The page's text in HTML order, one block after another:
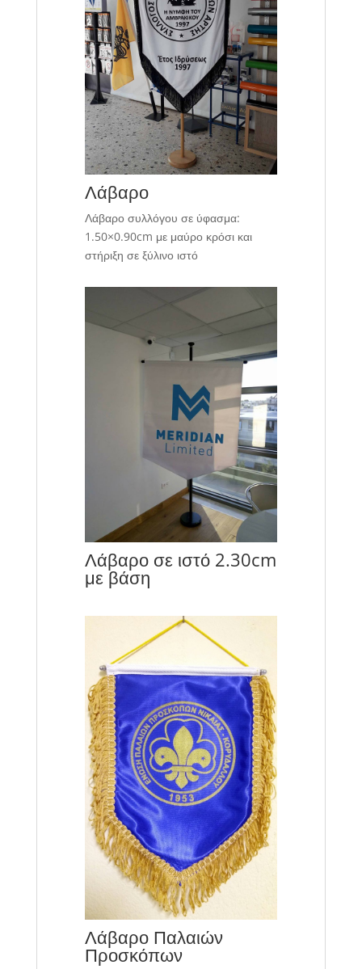
Λάβαρο
Λάβαρο συλλόγου σε ύφασμα:
1.50×0.90cm με μαύρο κρόσι και
στήριξη σε ξύλινο ιστό
Λάβαρο σε ιστό 2.30cm
με βάση
Λάβαρο Παλαιών
Προσκόπων